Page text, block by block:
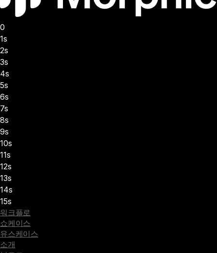
0
1s
2s
3s
4s
5s
6s
7s
8s
9s
10s
11s
12s
13s
14s
15s
워크플로
쇼케이스
유스케이스
소개